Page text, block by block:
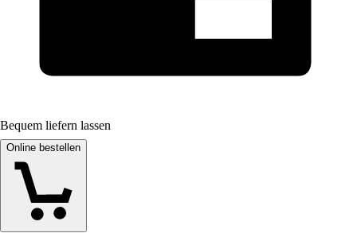
Bequem liefern lassen
Online bestellen